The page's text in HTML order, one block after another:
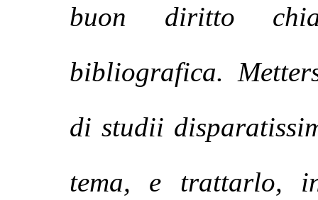
buon diritto
bibliografica.
di studii
tema, e trattarlo,